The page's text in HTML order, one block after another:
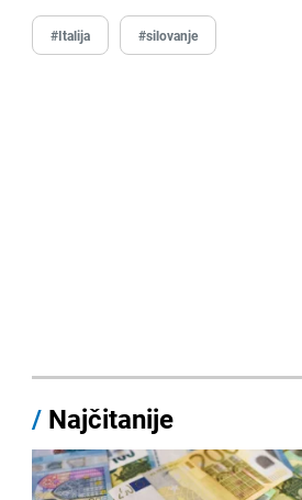
#Italija #silovanje
/ Najčitanije